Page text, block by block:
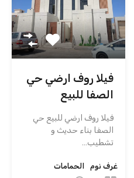
فيلا روف ارضي حي
الصفا للبيع
فيلا روف ارضي للبيع حي
الصفا بناء حديث و
تشطيب…
غرف نوم
الحمامات